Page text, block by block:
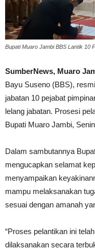
Bupati Muaro Jambi BBS Lantik 10
SumberNews, Muaro
Bayu Suseno (BBS),
jabatan 10 pejabat
lelang jabatan. Prosesi
Bupati Muaro Jambi,
Dalam sambutannya
mengucapkan selamat
menyampaikan
mampu melaksanakan
sesuai dengan amanah
“Proses pelantikan ini
dilaksanakan secara